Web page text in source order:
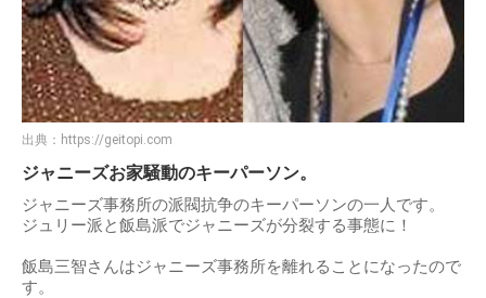
出典： https://geitopi.com
ジャニーズお家騒動のキーパーソン。
ジャニーズ事務所の派閥抗争のキーパーソンの一人です。
ジュリー派と飯島派でジャニーズが分裂する事態に！
飯島三智さんはジャニーズ事務所を離れることになったので
す。